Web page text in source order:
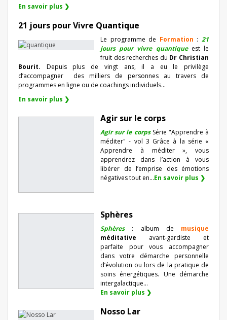
En savoir plus ❯
21 jours pour Vivre Quantique
Le programme de Formation :21
jours pour vivre quantiqueest le
fruit des recherches du Dr Christian
Bourit. Depuis plus de vingt ans, il a eu le privilège
d’accompagner
des milliers de personnes au travers de
programmes en ligne ou de coachings individuels…
En savoir plus ❯
Agir sur le corps
Agir sur le corpsSérie "Apprendre à
méditer" - vol 3 Grâce à la série «
Apprendre à méditer », vous
apprendrez dans l’action à vous
libérer de l’emprise des émotions
négatives tout en...En savoir plus ❯
Sphères
Sphères: album de musique
méditative avant-gardiste et
parfaite pour vous accompagner
dans votre démarche personnelle
d’évolution ou lors de la pratique de
soins énergétiques. Une démarche
intergalactique...
En savoir plus ❯
Nosso Lar